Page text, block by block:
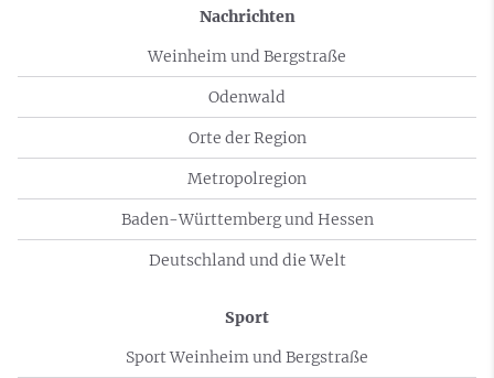
Nachrichten
Weinheim und Bergstraße
Odenwald
Orte der Region
Metropolregion
Baden-Württemberg und Hessen
Deutschland und die Welt
Sport
Sport Weinheim und Bergstraße